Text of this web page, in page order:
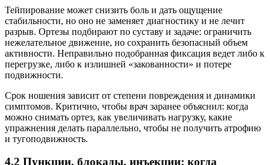
Тейпирование может снизить боль и дать ощущение
стабильности, но оно не заменяет диагностику и не лечит
разрыв. Ортезы подбирают по суставу и задаче: ограничить
нежелательное движение, но сохранить безопасный объем
активности. Неправильно подобранная фиксация ведет либо к
перегрузке, либо к излишней «закованности» и потере
подвижности.
Срок ношения зависит от степени повреждения и динамики
симптомов. Критично, чтобы врач заранее объяснил: когда
можно снимать ортез, как увеличивать нагрузку, какие
упражнения делать параллельно, чтобы не получить атрофию
и тугоподвижность.
4.2 Пункции, блокады, инъекции: когда